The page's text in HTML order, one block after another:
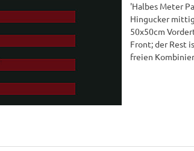
'Halbes Meter
Hingucker
50x50cm
Front; der Rest
freien